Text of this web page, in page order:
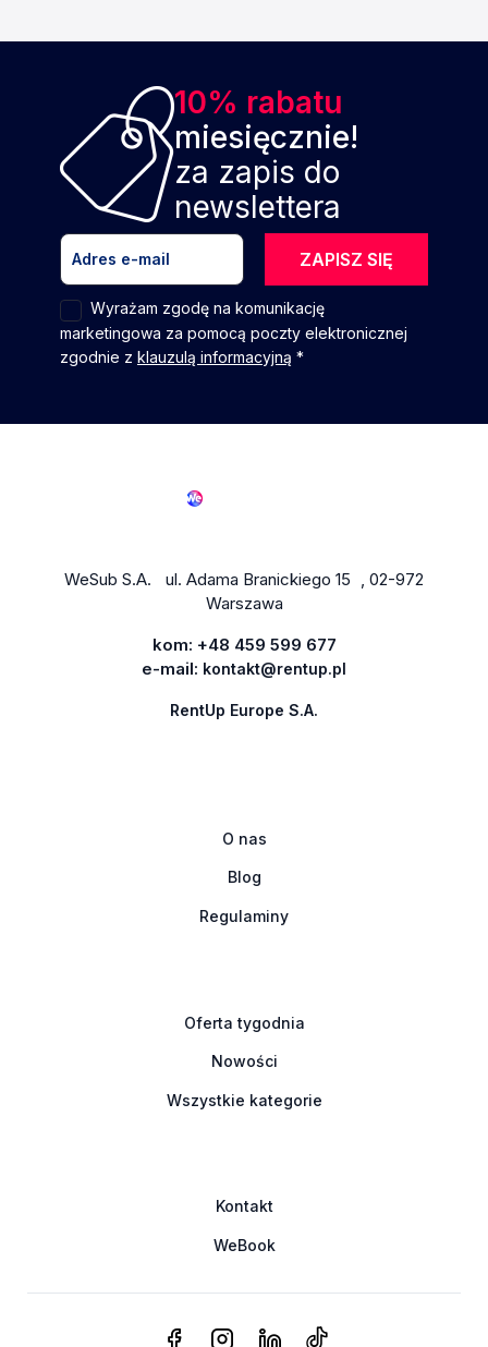
10% rabatu
miesięcznie!
za zapis do
newslettera
ZAPISZ SIĘ
Wyrażam zgodę na komunikację
marketingowa za pomocą poczty elektronicznej
zgodnie z klauzulą informacyjną *
WeSub S.A. ul. Adama Branickiego 15 , 02-972
Warszawa
kom: +48 459 599 677
e-mail: kontakt@rentup.pl
RentUp Europe S.A.
O nas
Blog
Regulaminy
Oferta tygodnia
Nowości
Wszystkie kategorie
Kontakt
WeBook